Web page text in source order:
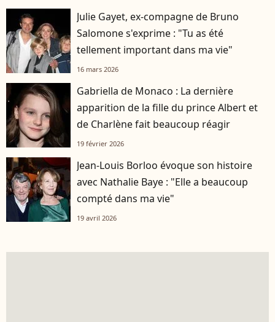
Julie Gayet, ex-compagne de Bruno
Salomone s'exprime : "Tu as été
tellement important dans ma vie"
16 mars 2026
Gabriella de Monaco : La dernière
apparition de la fille du prince Albert et
de Charlène fait beaucoup réagir
19 février 2026
Jean-Louis Borloo évoque son histoire
avec Nathalie Baye : "Elle a beaucoup
compté dans ma vie"
19 avril 2026